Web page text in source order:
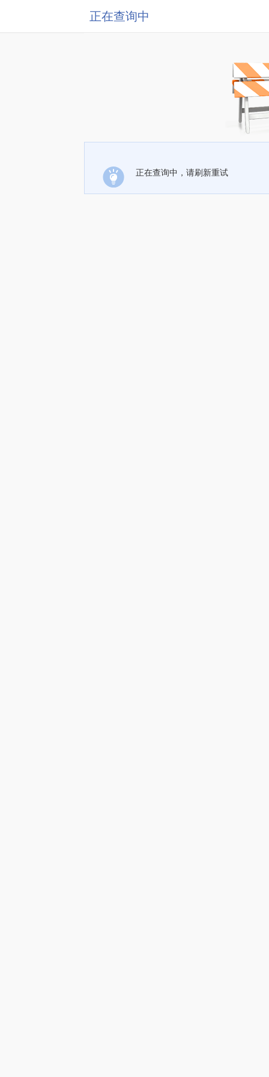
正在查询中
正在查询中，请刷新重试